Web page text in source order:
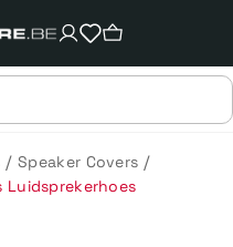
/ Speaker Covers /
Luidsprekerhoes